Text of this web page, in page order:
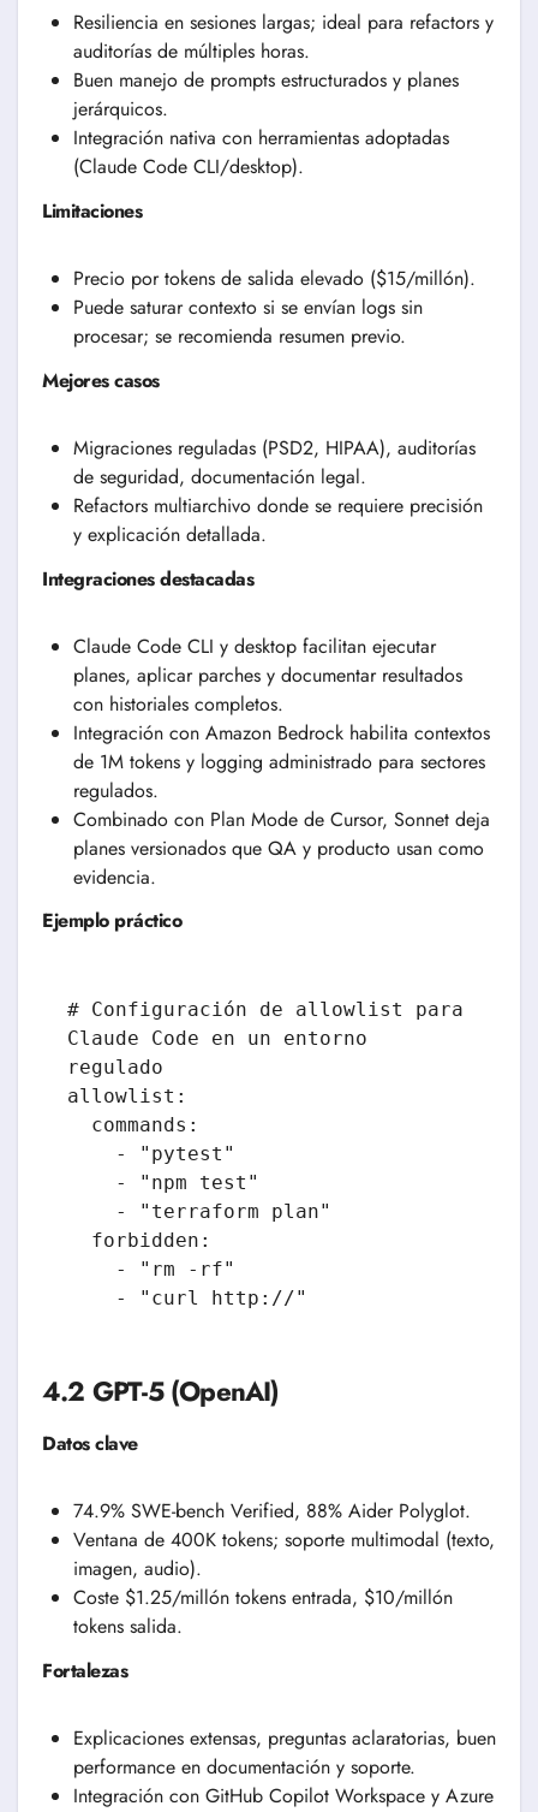
Resiliencia en sesiones largas; ideal para refactors y
auditorías de múltiples horas.
Buen manejo de prompts estructurados y planes
jerárquicos.
Integración nativa con herramientas adoptadas
(Claude Code CLI/desktop).
Limitaciones
Precio por tokens de salida elevado ($15/millón).
Puede saturar contexto si se envían logs sin
procesar; se recomienda resumen previo.
Mejores casos
Migraciones reguladas (PSD2, HIPAA), auditorías
de seguridad, documentación legal.
Refactors multiarchivo donde se requiere precisión
y explicación detallada.
Integraciones destacadas
Claude Code CLI y desktop facilitan ejecutar
planes, aplicar parches y documentar resultados
con historiales completos.
Integración con Amazon Bedrock habilita contextos
de 1M tokens y logging administrado para sectores
regulados.
Combinado con Plan Mode de Cursor, Sonnet deja
planes versionados que QA y producto usan como
evidencia.
Ejemplo práctico
# Configuración de allowlist para
Claude Code en un entorno
regulado
allowlist:
    - "curl http://"
4.2 GPT-5 (OpenAI)
Datos clave
74.9% SWE-bench Verified, 88% Aider Polyglot.
Ventana de 400K tokens; soporte multimodal (texto,
imagen, audio).
Coste $1.25/millón tokens entrada, $10/millón
tokens salida.
Fortalezas
Explicaciones extensas, preguntas aclaratorias, buen
performance en documentación y soporte.
Integración con GitHub Copilot Workspace y Azure